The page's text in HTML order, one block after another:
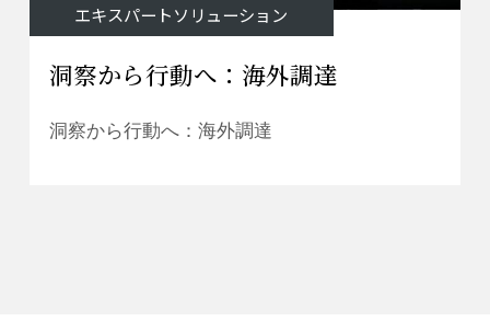
エキスパートソリューション
洞察から行動へ：海外調達
洞察から行動へ：海外調達